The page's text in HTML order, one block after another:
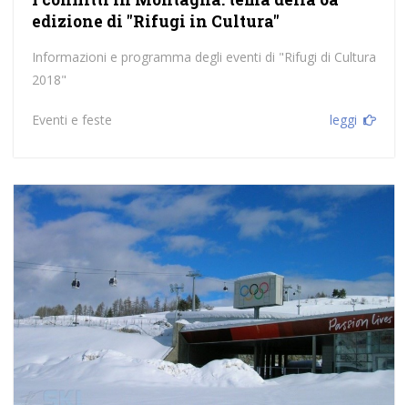
edizione di "Rifugi in Cultura"
Informazioni e programma degli eventi di "Rifugi di Cultura
2018"
Eventi e feste leggi